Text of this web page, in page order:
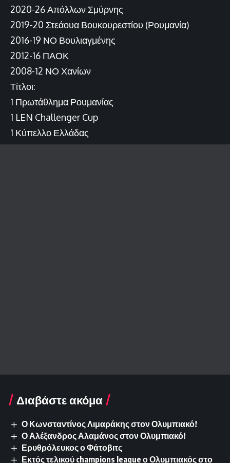
2020-26 Απόλλων Σμύρνης
2019-20 Στεάουα Βουκουρεστίου (Ρουμανία)
2016-19 ΝΟ Βουλιαγμένης
2012-16 ΠΑΟΚ
2008-12 ΝΟ Χανίων
Τίτλοι:
1 Πρωτάθλημα Ρουμανίας
1 LEN Challenger Cup
1 Κύπελλο Ελλάδας
Διαβάστε ακόμα
Ο Κωνσταντίνος Λιμαράκης στον Ολυμπιακό!
Ο Αλέξανδρος Αλαμάνος στον Ολυμπιακό!
Ερυθρόλευκος ο Φάτοβιτς
Εκτός τελικού champions league ο Ολυμπιακός στο